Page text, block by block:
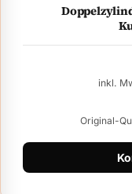
inkl.
Original-